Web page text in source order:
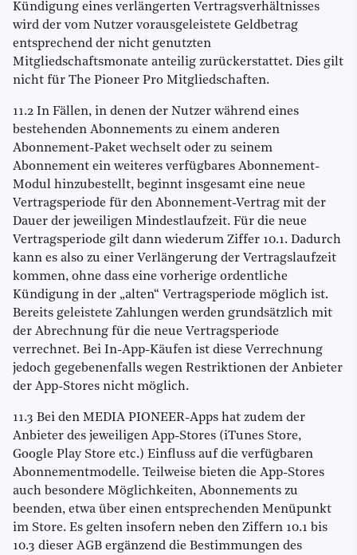
Kündigung eines verlängerten Vertragsverhältnisses
wird der vom Nutzer vorausgeleistete Geldbetrag
entsprechend der nicht genutzten
Mitgliedschaftsmonate anteilig zurückerstattet. Dies gilt
nicht für The Pioneer Pro Mitgliedschaften.
11.2 In Fällen, in denen der Nutzer während eines
bestehenden Abonnements zu einem anderen
Abonnement-Paket wechselt oder zu seinem
Abonnement ein weiteres verfügbares Abonnement-
Modul hinzubestellt, beginnt insgesamt eine neue
Vertragsperiode für den Abonnement-Vertrag mit der
Dauer der jeweiligen Mindestlaufzeit. Für die neue
Vertragsperiode gilt dann wiederum Ziffer 10.1. Dadurch
kann es also zu einer Verlängerung der Vertragslaufzeit
kommen, ohne dass eine vorherige ordentliche
Kündigung in der „alten“ Vertragsperiode möglich ist.
Bereits geleistete Zahlungen werden grundsätzlich mit
der Abrechnung für die neue Vertragsperiode
verrechnet. Bei In-App-Käufen ist diese Verrechnung
jedoch gegebenenfalls wegen Restriktionen der Anbieter
der App-Stores nicht möglich.
11.3 Bei den MEDIA PIONEER-Apps hat zudem der
Anbieter des jeweiligen App-Stores (iTunes Store,
Google Play Store etc.) Einfluss auf die verfügbaren
Abonnementmodelle. Teilweise bieten die App-Stores
auch besondere Möglichkeiten, Abonnements zu
beenden, etwa über einen entsprechenden Menüpunkt
im Store. Es gelten insofern neben den Ziffern 10.1 bis
10.3 dieser AGB ergänzend die Bestimmungen des